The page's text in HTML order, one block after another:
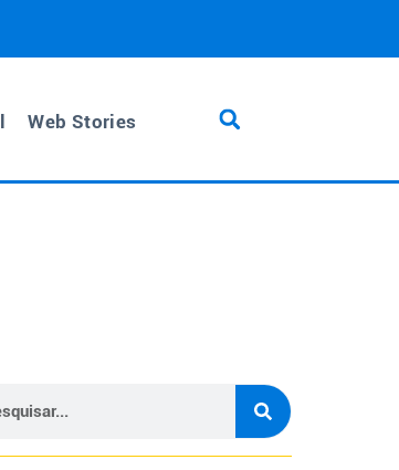
Web Stories